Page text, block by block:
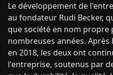
Le développement de
au fondateur Rudi Becker,
que société en nom propre
nombreuses années.
en 2018, les deux ont
l'entreprise, soutenus par